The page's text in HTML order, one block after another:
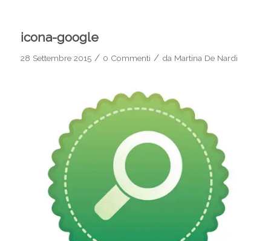
icona-google
28 Settembre 2015 / 0 Commenti / da Martina De Nardi